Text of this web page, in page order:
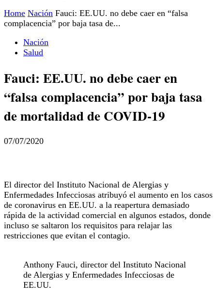
Home Nación Fauci: EE.UU. no debe caer en “falsa
complacencia” por baja tasa de...
Nación
Salud
Fauci: EE.UU. no debe caer en
“falsa complacencia” por baja tasa
de mortalidad de COVID-19
07/07/2020
El director del Instituto Nacional de Alergias y
Enfermedades Infecciosas atribuyó el aumento en los casos
de coronavirus en EE.UU. a la reapertura demasiado
rápida de la actividad comercial en algunos estados, donde
incluso se saltaron los requisitos para relajar las
restricciones que evitan el contagio.
Anthony Fauci, director del Instituto Nacional
de Alergias y Enfermedades Infecciosas de
EE.UU.